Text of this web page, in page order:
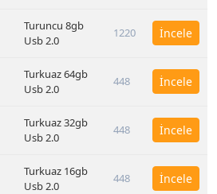
Turuncu 8gb
Usb 2.0
1220 İncele
Turkuaz 64gb
Usb 2.0
448 İncele
Turkuaz 32gb
Usb 2.0
448 İncele
Turkuaz 16gb
Usb 2.0
448 İncele